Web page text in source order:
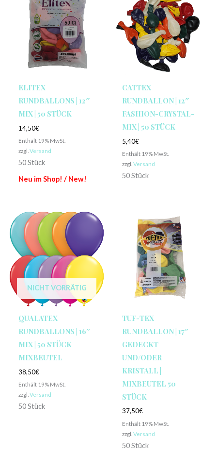
ELITEX
RUNDBALLONS | 12″
MIX | 50 STÜCK
14,50€
Enthält 19% MwSt.
zzgl. Versand
50 Stück
Neu im Shop! / New!
CATTEX
RUNDBALLON | 12″
FASHION-CRYSTAL-
MIX | 50 STÜCK
5,40€
Enthält 19% MwSt.
zzgl. Versand
50 Stück
NICHT VORRÄTIG
QUALATEX
RUNDBALLONS | 16″
MIX | 50 STÜCK
MIXBEUTEL
38,50€
Enthält 19% MwSt.
zzgl. Versand
50 Stück
TUF-TEX
RUNDBALLON | 17″
GEDECKT
UND/ODER
KRISTALL |
MIXBEUTEL 50
STÜCK
37,50€
Enthält 19% MwSt.
zzgl. Versand
50 Stück